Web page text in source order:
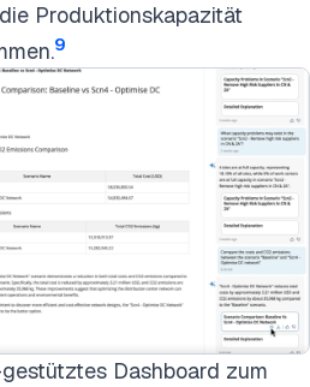
Produktionskapazität
9
Dashboard zum